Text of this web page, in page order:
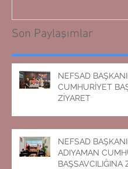
Son Paylaşımlar
NEFSAD
CUMHURİYET
ZİYARET
NEFSAD
ADIYAMAN
BAŞSAVCILIĞINA